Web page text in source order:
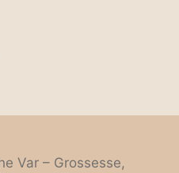
Var – Grossesse,